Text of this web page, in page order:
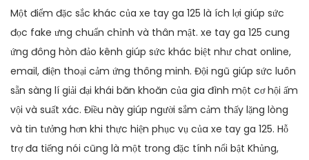
Một điểm đặc sắc khác của xe tay ga 125 là ích lợi giúp sức
đọc fake ưng chuẩn chỉnh và thân mật. xe tay ga 125 cung
ứng đông hòn đảo kênh giúp sức khác biệt như chat online,
email, điện thoại cảm ứng thông minh. Đội ngũ giúp sức luôn
sẵn sàng lí giải đại khái băn khoăn của gia đình một cơ hội ấm
vội và suất xác. Điều này giúp người sắm cảm thấy lặng lòng
và tin tưởng hơn khi thực hiện phục vụ của xe tay ga 125. Hỗ
trợ đa tiếng nói cũng là một trong đặc tính nổi bật Khủng,